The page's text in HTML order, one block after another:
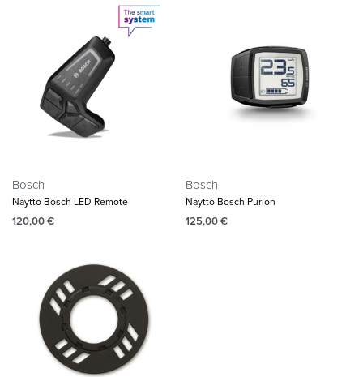
Bosch
Näyttö Bosch LED Remote
120,00€
Bosch
Näyttö Bosch Purion
125,00€